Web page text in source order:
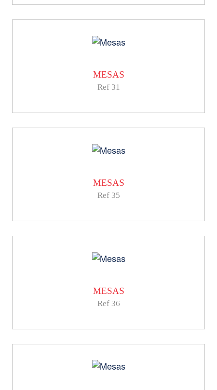
MESAS
Ref 31
MESAS
Ref 35
MESAS
Ref 36